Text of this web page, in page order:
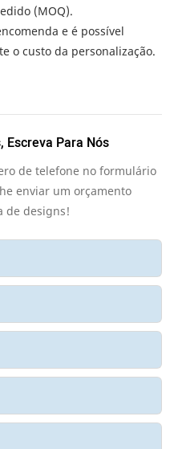
(MOQ).
e é possível
o custo da personalização.
Escreva Para Nós
de telefone no formulário
enviar um orçamento
de designs!